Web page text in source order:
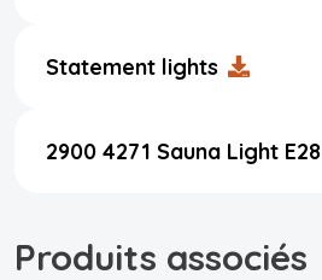
Statement lights
2900 4271 Sauna Light E28
Produits associés